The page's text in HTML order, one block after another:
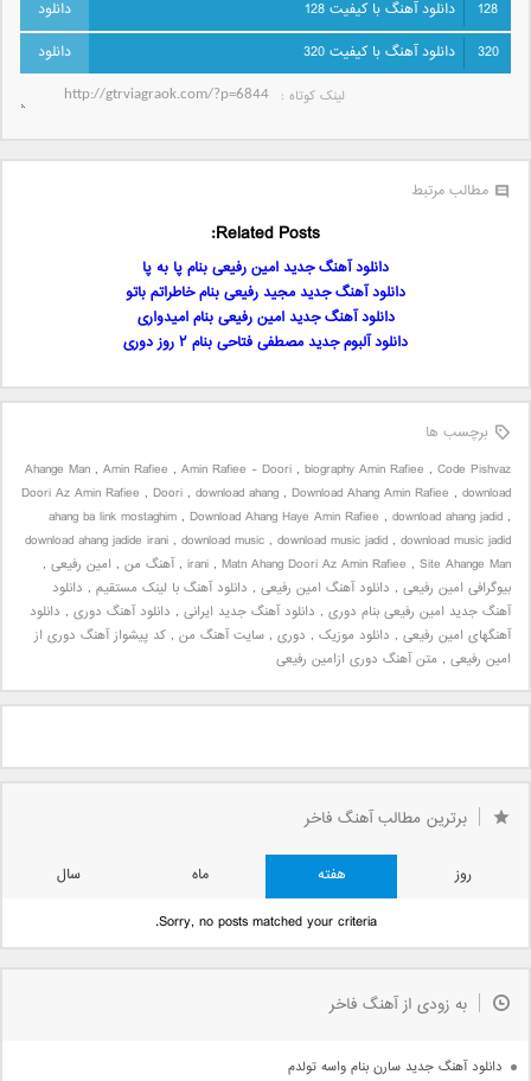
128
دانلود آهنگ با کیفیت 128
320
دانلود آهنگ با کیفیت 320
لینک کوتاه‌ :
مطالب مرتبط
Related Posts:
دانلود آهنگ جدید امین رفیعی بنام پا به پا
دانلود آهنگ جدید مجید رفیعی بنام خاطراتم باتو
دانلود آهنگ جدید امین رفیعی بنام امیدواری
دانلود آلبوم جدید مصطفی فتاحی بنام ۲ روز دوری
برچسب ها
Ahange Man , Amin Rafiee , Amin Rafiee - Doori , biography Amin Rafiee , Code Pishvaz
Doori Az Amin Rafiee , Doori , download ahang , Download Ahang Amin Rafiee , download
ahang ba link mostaghim , Download Ahang Haye Amin Rafiee , download ahang jadid ,
download ahang jadide irani , download music , download music jadid , download music jadid
irani , Matn Ahang Doori Az Amin Rafiee , Site Ahange Man
,آهنگ من , امین رفیعی ,
بیوگرافی امین رفیعی , دانلود آهنگ امین رفیعی , دانلود آهنگ با لینک مستقیم , دانلود
آهنگ جدید امین رفیعی بنام دوری , دانلود آهنگ جدید ایرانی , دانلود آهنگ دوری , دانلود
آهنگهای امین رفیعی , دانلود موزیک , دوری , سایت آهنگ من , کد پیشواز آهنگ دوری از
امین رفیعی , متن آهنگ دوری ازامین رفیعی
برترین مطالب آهنگ فاخر
روز هفته ماه
سال
Sorry, no posts matched your criteria.
به زودی از آهنگ فاخر
دانلود آهنگ جدید سارن بنام واسه تولدم